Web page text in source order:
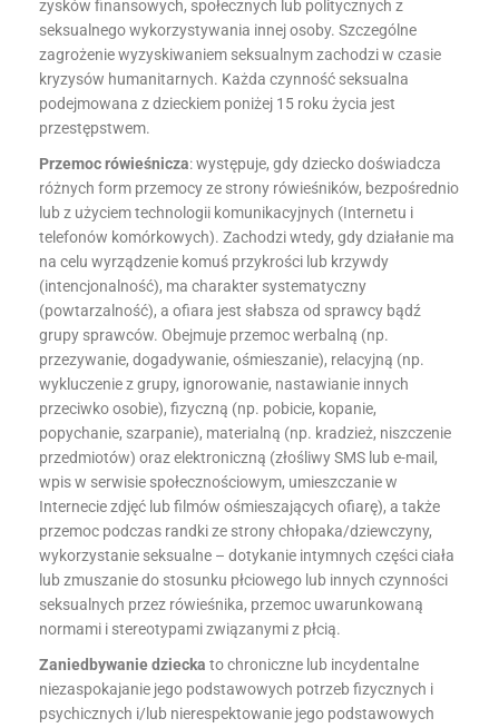
zysków finansowych, społecznych lub politycznych z
seksualnego wykorzystywania innej osoby. Szczególne
zagrożenie wyzyskiwaniem seksualnym zachodzi w czasie
kryzysów humanitarnych. Każda czynność seksualna
podejmowana z dzieckiem poniżej 15 roku życia jest
przestępstwem.
Przemoc rówieśnicza: występuje, gdy dziecko doświadcza
różnych form przemocy ze strony rówieśników, bezpośrednio
lub z użyciem technologii komunikacyjnych (Internetu i
telefonów komórkowych). Zachodzi wtedy, gdy działanie ma
na celu wyrządzenie komuś przykrości lub krzywdy
(intencjonalność), ma charakter systematyczny
(powtarzalność), a ofiara jest słabsza od sprawcy bądź
grupy sprawców. Obejmuje przemoc werbalną (np.
przezywanie, dogadywanie, ośmieszanie), relacyjną (np.
wykluczenie z grupy, ignorowanie, nastawianie innych
przeciwko osobie), fizyczną (np. pobicie, kopanie,
popychanie, szarpanie), materialną (np. kradzież, niszczenie
przedmiotów) oraz elektroniczną (złośliwy SMS lub e-mail,
wpis w serwisie społecznościowym, umieszczanie w
Internecie zdjęć lub filmów ośmieszających ofiarę), a także
przemoc podczas randki ze strony chłopaka/dziewczyny,
wykorzystanie seksualne – dotykanie intymnych części ciała
lub zmuszanie do stosunku płciowego lub innych czynności
seksualnych przez rówieśnika, przemoc uwarunkowaną
normami i stereotypami związanymi z płcią.
Zaniedbywanie dziecka to chroniczne lub incydentalne
niezaspokajanie jego podstawowych potrzeb fizycznych i
psychicznych i/lub nierespektowanie jego podstawowych